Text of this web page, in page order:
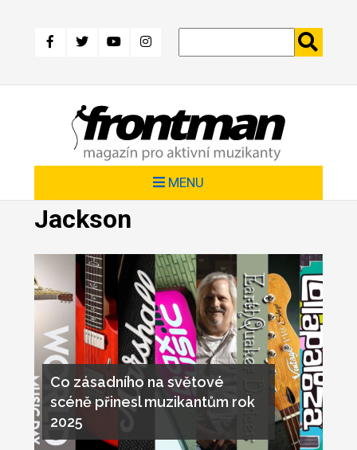
hlavnímu
MENU
Jackson
Co zásadního na světové
scéně přinesl muzikantům rok
2025